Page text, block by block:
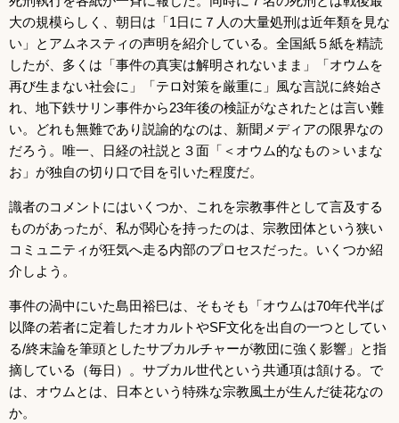
大の規模らしく、朝日は「1日に７人の大量処刑は近年類を見な
い」とアムネスティの声明を紹介している。全国紙５紙を精読
したが、多くは「事件の真実は解明されないまま」「オウムを
再び生まない社会に」「テロ対策を厳重に」風な言説に終始さ
れ、地下鉄サリン事件から23年後の検証がなされたとは言い難
い。どれも無難であり説諭的なのは、新聞メディアの限界なの
だろう。唯一、日経の社説と３面「＜オウム的なもの＞いまな
お」が独自の切り口で目を引いた程度だ。
識者のコメントにはいくつか、これを宗教事件として言及する
ものがあったが、私が関心を持ったのは、宗教団体という狭い
コミュニティが狂気へ走る内部のプロセスだった。いくつか紹
介しよう。
事件の渦中にいた島田裕巳は、そもそも「オウムは70年代半ば
以降の若者に定着したオカルトやSF文化を出自の一つとしてい
る/終末論を筆頭としたサブカルチャーが教団に強く影響」と指
摘している（毎日）。サブカル世代という共通項は頷ける。で
は、オウムとは、日本という特殊な宗教風土が生んだ徒花なの
か。